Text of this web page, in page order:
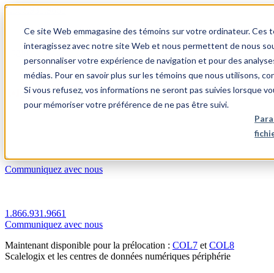
Ce site Web emmagasine des témoins sur votre ordinateur.
interagissez avec notre site Web et nous permettent de nous
personnaliser votre expérience de navigation et pour des
médias. Pour en savoir plus sur les témoins que nous utilisons,
Si vous refusez, vos informations ne seront pas suivies lorsque
pour mémoriser votre préférence de ne pas être suivi.
1.866.931.9661
Login
FR
Communiquez avec nous
1.866.931.9661
Communiquez avec nous
Maintenant disponible pour la prélocation : COL7 et COL8
Scalelogix et les centres de données numériques périphérie